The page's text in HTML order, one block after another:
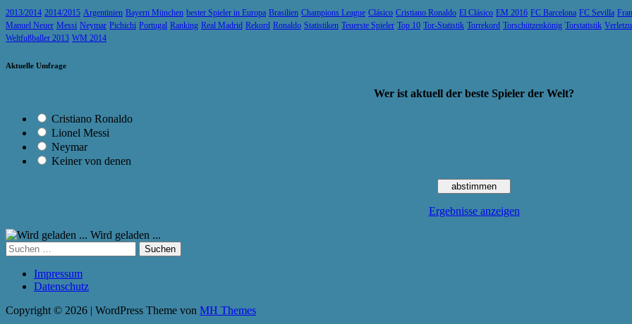
2013/2014 2014/2015 Argentinien Bayern München bester Spieler in Europa Brasilien Champions League Clásico Cristiano Ronaldo El Clásico EM 2016 FC Barcelona FC Sevilla
Manuel Neuer Messi Neymar Pichichi Portugal Ranking Real Madrid Rekord Ronaldo Statistiken Teuerste Spieler Top 10 Tor-Statistik Torrekord Torschützenkönig Torstatistik
Weltfußballer 2013 WM 2014
Aktuelle Umfrage
Wer ist aktuell der beste Spieler der Welt?
Cristiano Ronaldo
Lionel Messi
Neymar
Keiner von denen
Ergebnisse anzeigen
Wird geladen ...
Suchen
nach:
Impressum
Datenschutz
Copyright © 2026 | WordPress Theme von MH Themes